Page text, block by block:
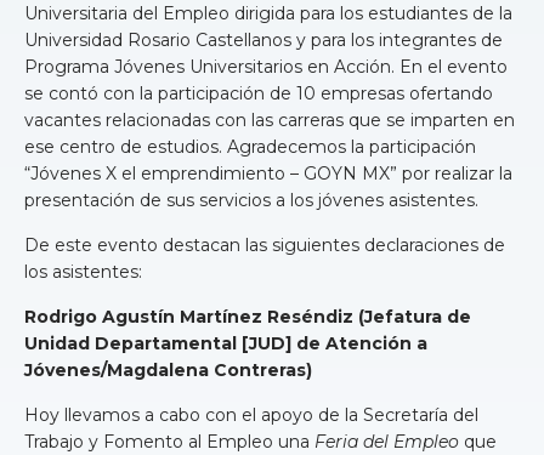
Universitaria del Empleo dirigida para los estudiantes de la
Universidad Rosario Castellanos y para los integrantes de
Programa Jóvenes Universitarios en Acción. En el evento
se contó con la participación de 10 empresas ofertando
vacantes relacionadas con las carreras que se imparten en
ese centro de estudios. Agradecemos la participación
“Jóvenes X el emprendimiento – GOYN MX” por realizar la
presentación de sus servicios a los jóvenes asistentes.
De este evento destacan las siguientes declaraciones de
los asistentes:
Rodrigo Agustín Martínez Reséndiz (Jefatura de
Unidad Departamental [JUD] de Atención a
Jóvenes/Magdalena Contreras)
Hoy llevamos a cabo con el apoyo de la Secretaría del
Trabajo y Fomento al Empleo una Feria del Empleo que